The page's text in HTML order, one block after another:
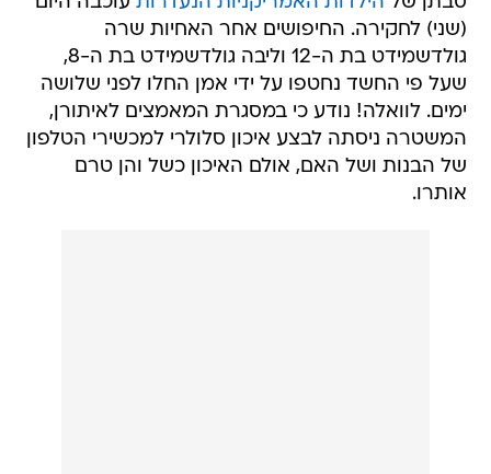
(שני) לחקירה. החיפושים אחר האחיות שרה
גולדשמידט בת ה-12 וליבה גולדשמידט בת ה-8,
שעל פי החשד נחטפו על ידי אמן החלו לפני שלושה
ימים. לוואלה! נודע כי במסגרת המאמצים לאיתורן,
המשטרה ניסתה לבצע איכון סלולרי למכשירי הטלפון
של הבנות ושל האם, אולם האיכון כשל והן טרם
אותרו.